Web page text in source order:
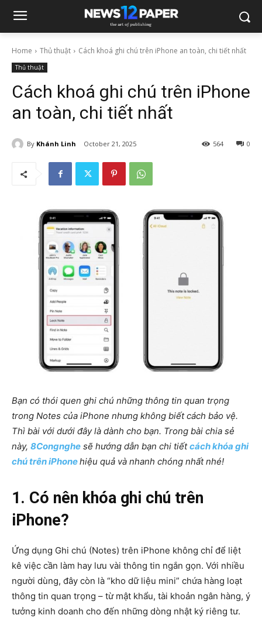
Home Thủ thuật Cách khoá ghi chú trên iPhone an toàn, chi tiết nhất
Thủ thuật
Cách khoá ghi chú trên iPhone
an toàn, chi tiết nhất
By Khánh Linh October 21, 2025 0
564
Bạn có thói quen ghi chú những thông tin quan trọng
trong Notes của iPhone nhưng không biết cách bảo vệ.
Thì bài với dưới đây là dành cho bạn. Trong bài chia sẻ
này, 8Congnghe sẽ hướng dẫn bạn chi tiếtcách khóa ghi
chú trên iPhonehiệu quả và nhanh chóng nhất nhé!
1. Có nên khóa ghi chú trên
iPhone?
Ứng dụng Ghi chú (Notes) trên iPhone không chỉ để liệt
kê việc cần làm hay lưu vài thông tin ngắn gọn. Với nhiều
người dùng, đây còn là “kho dữ liệu mini” chứa hàng loạt
thông tin quan trọng – từ mật khẩu, tài khoản ngân hàng, ý
tưởng kinh doanh cho đến những dòng nhật ký riêng tư.